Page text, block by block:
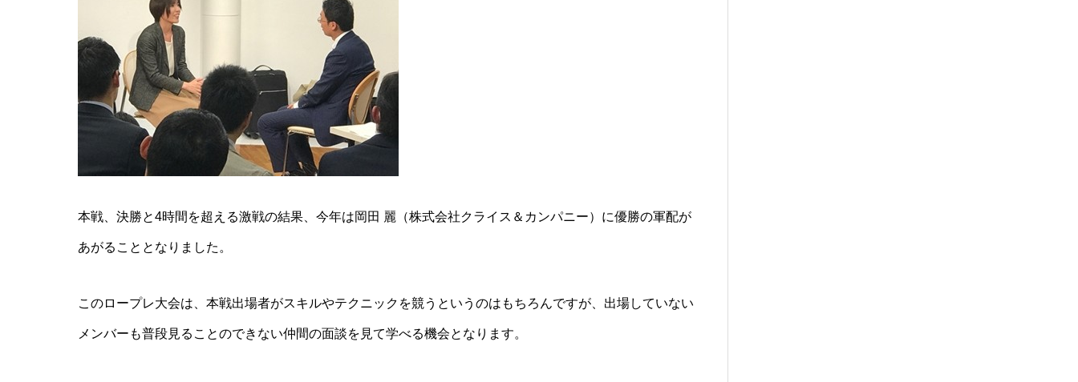
本戦、決勝と4時間を超える激戦の結果、今年は岡田 麗（株式会社クライス＆カンパニー）に優勝の軍配が
あがることとなりました。
このロープレ大会は、本戦出場者がスキルやテクニックを競うというのはもちろんですが、出場していない
メンバーも普段見ることのできない仲間の面談を見て学べる機会となります。